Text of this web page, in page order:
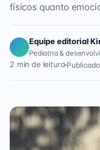
físicos quanto
Equipe editorial
Pediatria &
2 min de leitura